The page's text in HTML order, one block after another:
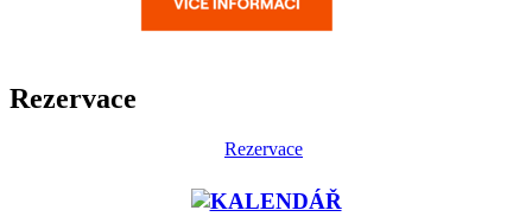
Rezervace
Rezervace